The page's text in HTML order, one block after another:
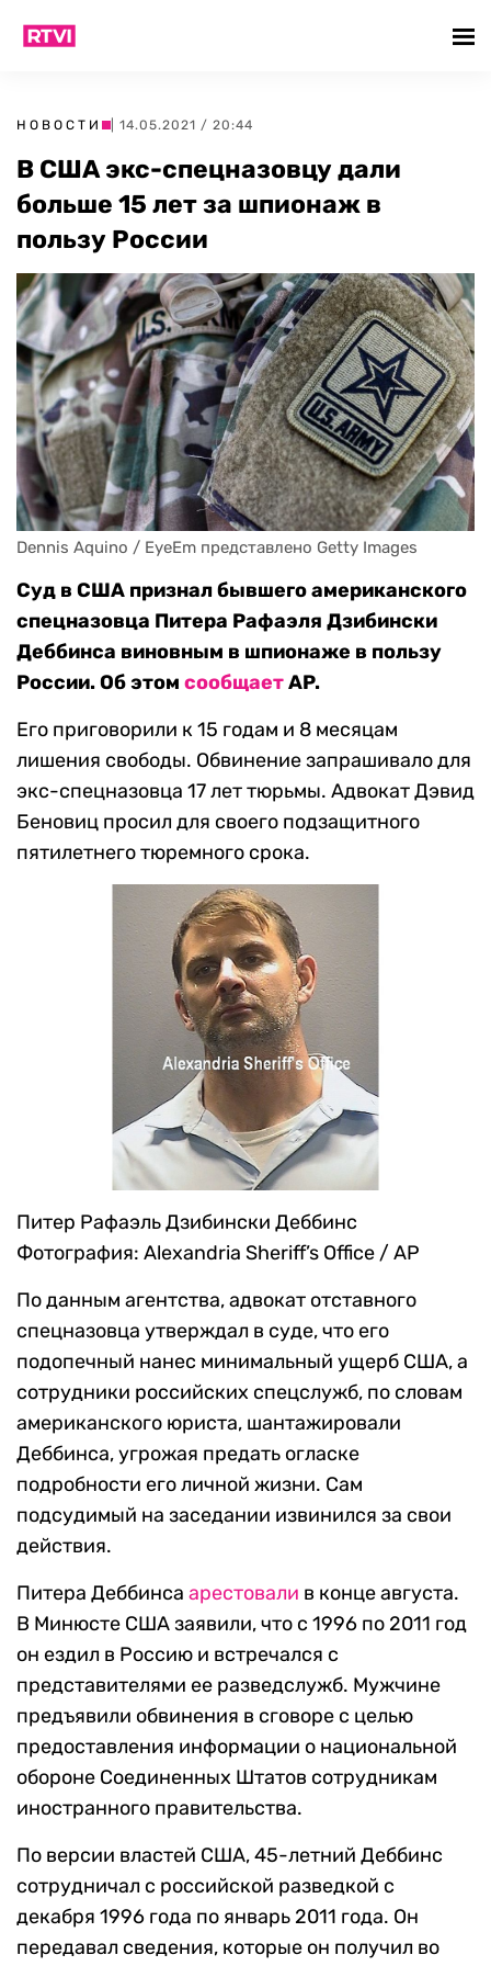
НОВОСТИ | 14.05.2021 / 20:44
В США экс-спецназовцу дали
больше 15 лет за шпионаж в
пользу России
Dennis Aquino / EyeEm представлено Getty Images
Суд в США признал бывшего американского
спецназовца Питера Рафаэля Дзибински
Деббинса виновным в шпионаже в пользу
России. Об этом сообщаетAP.
Его приговорили к 15 годам и 8 месяцам
лишения свободы. Обвинение запрашивало для
экс-спецназовца 17 лет тюрьмы. Адвокат Дэвид
Беновиц просил для своего подзащитного
пятилетнего тюремного срока.
Питер Рафаэль Дзибински Деббинс
Фотография: Alexandria Sheriff’s Office / AP
По данным агентства, адвокат отставного
спецназовца утверждал в суде, что его
подопечный нанес минимальный ущерб США, а
сотрудники российских спецслужб, по словам
американского юриста, шантажировали
Деббинса, угрожая предать огласке
подробности его личной жизни. Сам
подсудимый на заседании извинился за свои
действия.
Питера Деббинса арестовали в конце августа.
В Минюсте США заявили, что с 1996 по 2011 год
он ездил в Россию и встречался с
представителями ее разведслужб. Мужчине
предъявили обвинения в сговоре с целью
предоставления информации о национальной
обороне Соединенных Штатов сотрудникам
иностранного правительства.
По версии властей США, 45-летний Деббинс
сотрудничал с российской разведкой с
декабря 1996 года по январь 2011 года. Он
передавал сведения, которые он получил во